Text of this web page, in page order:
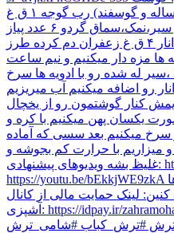
چرخکرده ۳۵۰ گرم(مخلوط گوساله و گوسفند) رب گوجه ۱ ق غ
زردچوبه ،فلفل سیاه،پودر پیاز،پودر سیر،نمک،سماق گردو ۶ عدد پیاز
۲ عدد سیر ۲ حبه کره ۳ ق غ رب انار ۴ ق غ زعفران دم کرده طرز
ها مزه دار میکنیم و نیم ساعت
له شده رو با ادویه ها سرخ
رو اضافه میکنیم آب میریزیم
کنار گوشتمون رو از یخچال
یکسان پهن میکنیم با کره و
میکنیم بعد سسی که آماده
میزاریم با حرارت کم بجوشه و
غلیظ بشه ویدیوهای پیشنهادی: https://youtu.be/kBI1bIfQbV4
https://youtu.be/bEkkjWE9zkA ممنون میشم اگر از ویدیوها
لینک حمایت مالی از کانال
آشپزی: https://idpay.ir/zahramohammadzadh #کباب_ترش_شمالی
#ترش_کباب #شامی_ترش